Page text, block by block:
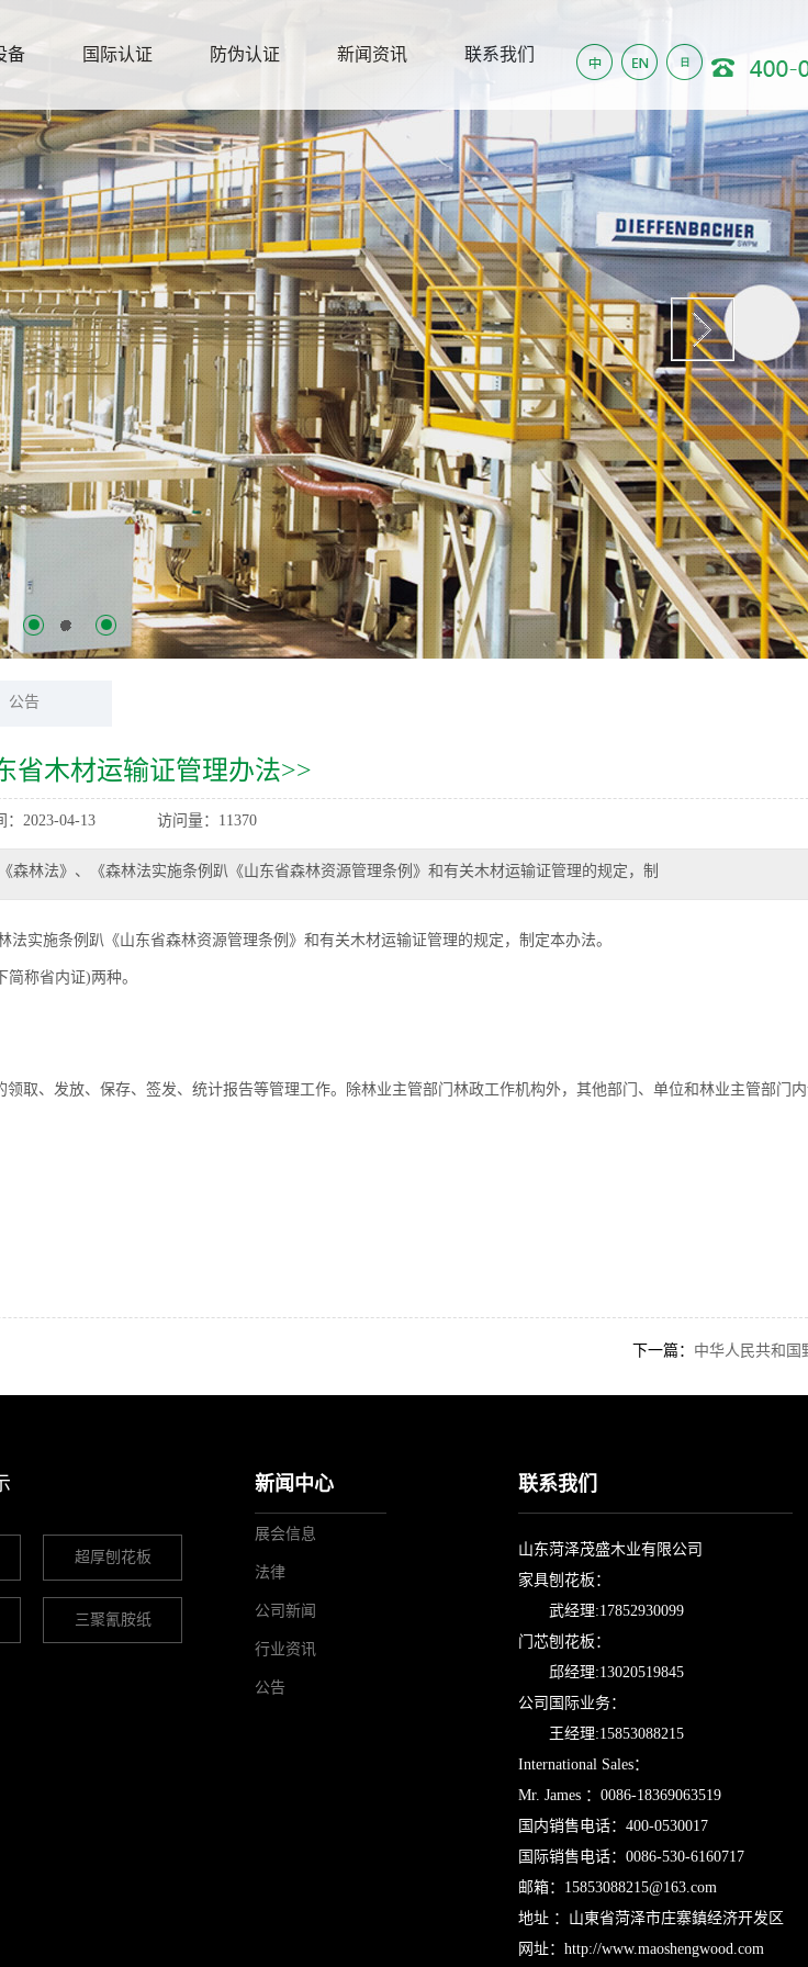
备 国际认证 防伪认证 新闻资讯 联系我们
公告
省木材运输证管理办法>>
：2023-04-13 访问量：11370
林法》、《森林法实施条例趴《山东省森林资源管理条例》和有关木材运输证管理的规定，制
实施条例趴《山东省森林资源管理条例》和有关木材运输证管理的规定，制定本办法。
称省内证)两种。
取、发放、保存、签发、统计报告等管理工作。除林业主管部门林政工作机构外，其他部门、单位和林业主管部门
下一篇： 中华人民共和国
超厚刨花板
三聚氰胺纸
新闻中心
展会信息
法律
公司新闻
行业资讯
公告
联系我们
山东菏泽茂盛木业有限公司
家具刨花板：
武经理:17852930099
门芯刨花板：
邱经理:13020519845
公司国际业务：
王经理:15853088215
International Sales：
Mr. James ：0086-18369063519
国内销售电话：400-0530017
国际销售电话：0086-530-6160717
邮箱： 15853088215@163.com
地址 ：山東省菏泽市庄寨鎮经济开发区
网址： http://www.maoshengwood.com